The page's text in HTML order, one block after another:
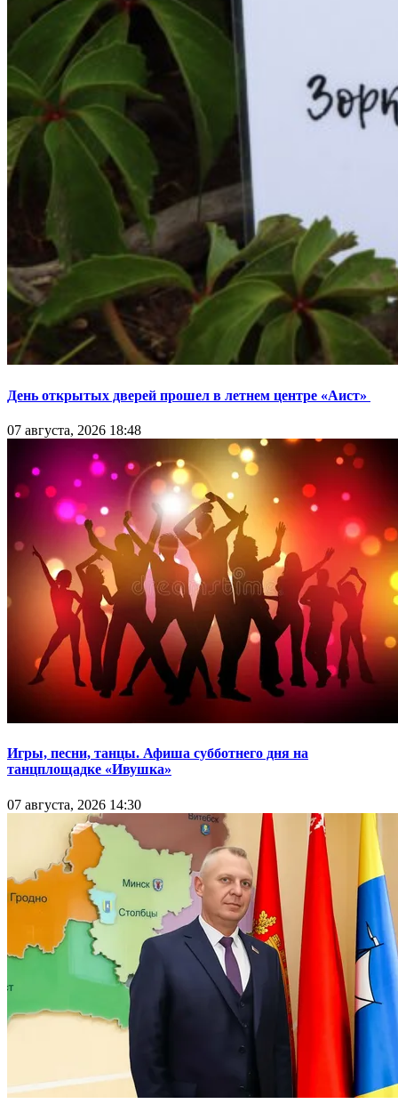
День открытых дверей прошел в летнем центре «Аист»
07 августа, 2026 18:48
Игры, песни, танцы. Афиша субботнего дня на
танцплощадке «Ивушка»
07 августа, 2026 14:30